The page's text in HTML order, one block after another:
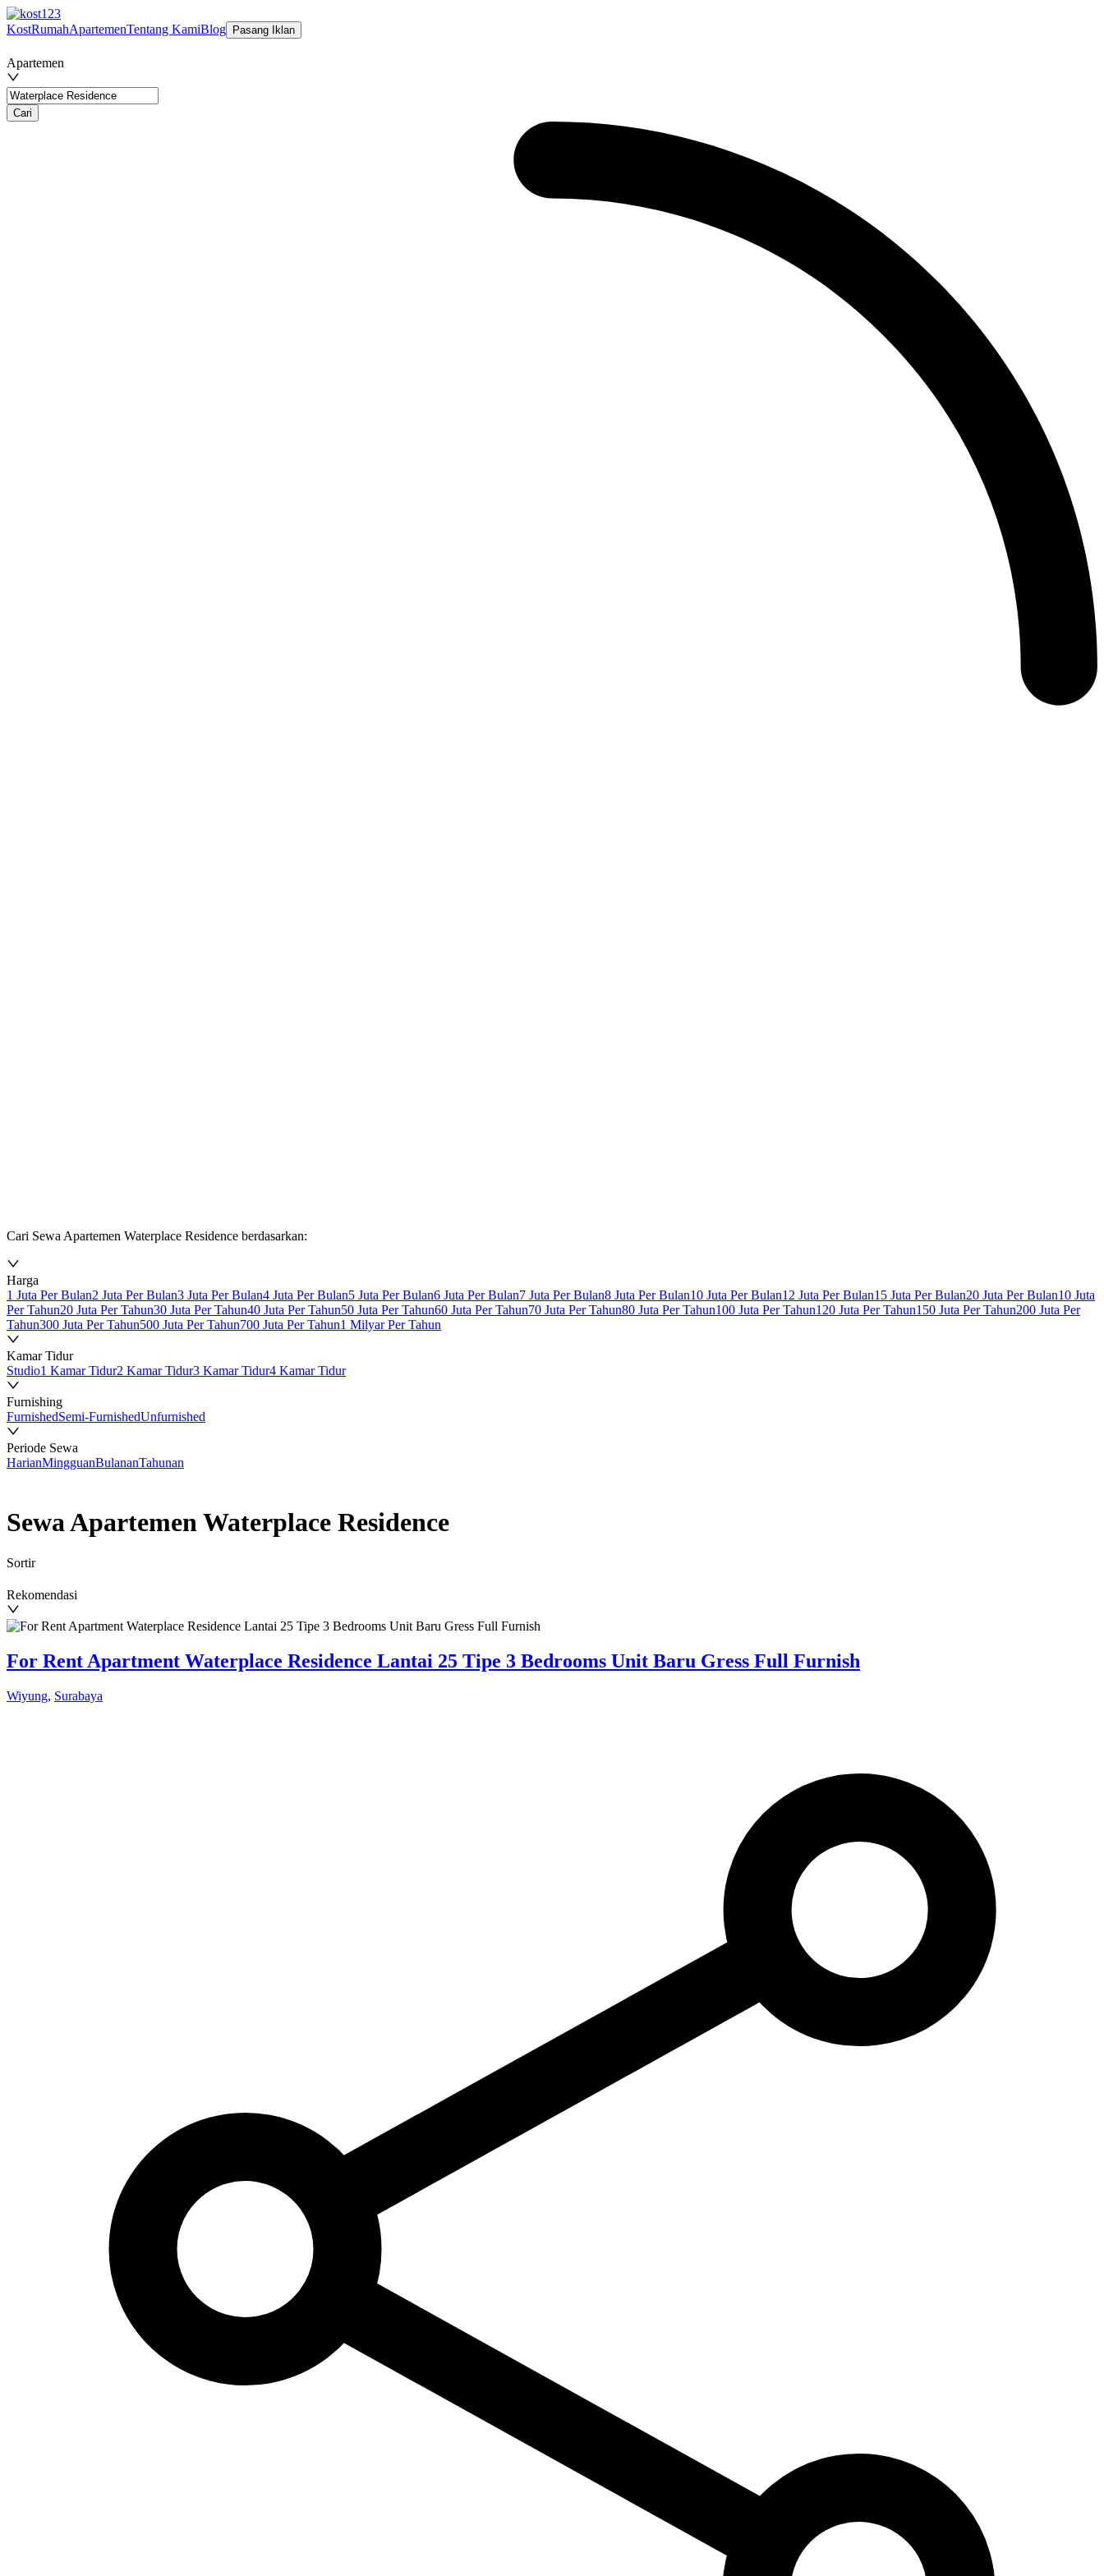
KostRumahApartemenTentang KamiBlog Pasang Iklan
Apartemen
Cari
Cari Sewa Apartemen Waterplace Residence berdasarkan:
Harga
1 Juta Per Bulan2 Juta Per Bulan3 Juta Per Bulan4 Juta Per Bulan5 Juta Per Bulan6 Juta Per Bulan7 Juta Per Bulan8 Juta Per Bulan10 Juta Per Bulan12 Juta Per Bulan15 Juta Per Bulan20 Juta Per Bulan10 Juta
Per Tahun20 Juta Per Tahun30 Juta Per Tahun40 Juta Per Tahun50 Juta Per Tahun60 Juta Per Tahun70 Juta Per Tahun80 Juta Per Tahun100 Juta Per Tahun120 Juta Per Tahun150 Juta Per Tahun200 Juta Per
Tahun300 Juta Per Tahun500 Juta Per Tahun700 Juta Per Tahun1 Milyar Per Tahun
Kamar Tidur
Studio1 Kamar Tidur2 Kamar Tidur3 Kamar Tidur4 Kamar Tidur
Furnishing
FurnishedSemi-FurnishedUnfurnished
Periode Sewa
HarianMingguanBulananTahunan
Sewa Apartemen Waterplace Residence
Sortir
Rekomendasi
For Rent Apartment Waterplace Residence Lantai 25 Tipe 3 Bedrooms Unit Baru Gress Full Furnish
Wiyung, Surabaya